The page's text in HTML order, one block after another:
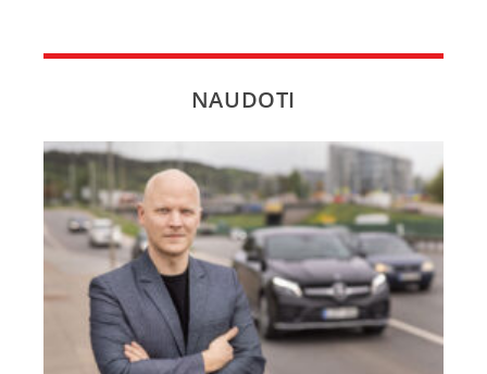
NAUDOTI